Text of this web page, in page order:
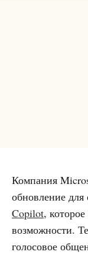
Компания
обновление для
Copilot,
возможности.
голосовое